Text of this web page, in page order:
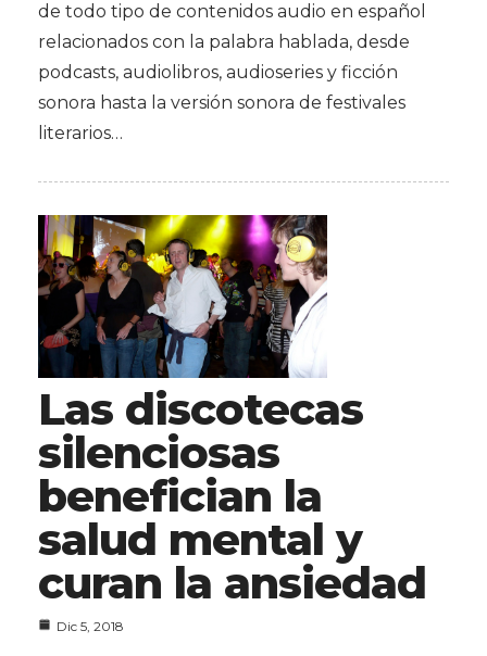
de todo tipo de contenidos audio en español
relacionados con la palabra hablada, desde
podcasts, audiolibros, audioseries y ficción
sonora hasta la versión sonora de festivales
literarios…
Las discotecas
silenciosas
benefician la
salud mental y
curan la ansiedad
Dic 5, 2018